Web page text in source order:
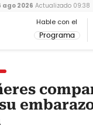
Hable con el
Programa
ago 2026 Actualizado 09:38